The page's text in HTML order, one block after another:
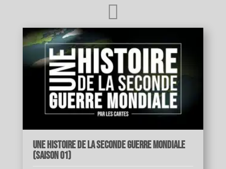

Une Histoire de la Seconde Guerre mondiale
(Saison 01)